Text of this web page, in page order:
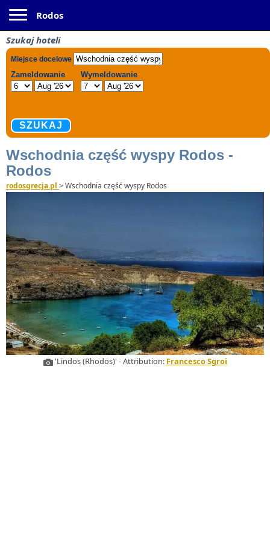
Rodos
Szukaj hoteli
Wschodnia część wyspy Rodos -
Rodos
rodosgrecja.pl >Wschodnia część wyspy Rodos
'Lindos (Rhodos)' - Attribution: Francesco Sgroi